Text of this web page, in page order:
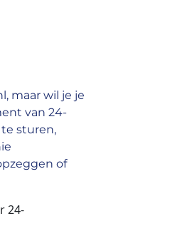
maar wil je je
van 24-
sturen,
of
24-